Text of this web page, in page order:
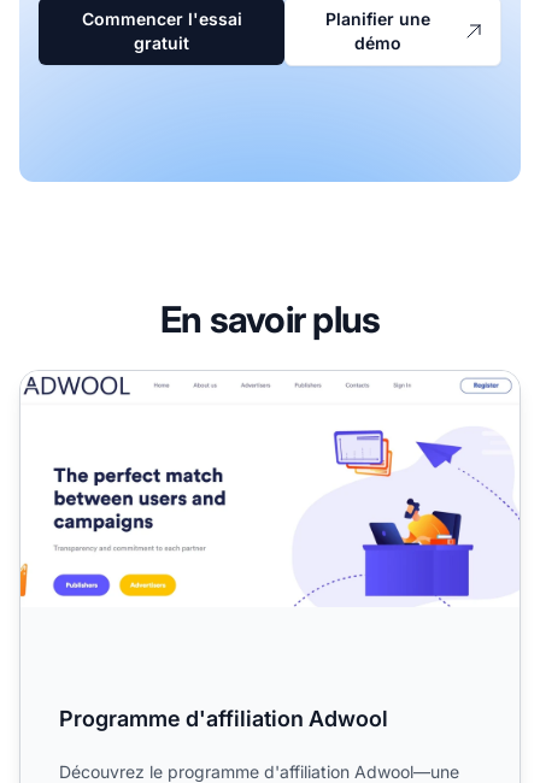
Commencer l'essai
gratuit
Planifier une
démo
En savoir plus
Programme d'affiliation Adwool
Programme d'affiliation Adwool
Découvrez le programme d'affiliation Adwool—une